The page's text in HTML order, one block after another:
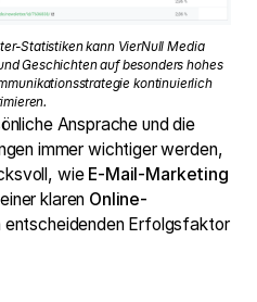
Statistiken kann VierNull Media
Geschichten auf besonders hohes
kontinuierlich
Ansprache und die
immer wichtiger werden,
wie E-Mail-Marketing
klaren Online-
entscheidenden Erfolgsfaktor